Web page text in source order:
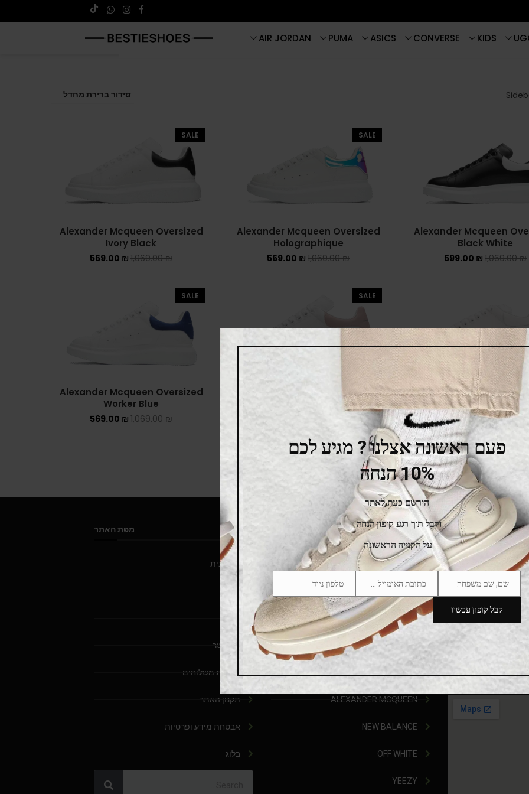
KIDS
CONVERSE
ASICS
PUMA
AIR JORDAN
Alexander Mcqueen
Black White
1,069.00₪
599.00 ₪
SALE
Alexander Mcqueen Oversized
Holographique
1,069.00₪
569.00 ₪
SALE
Alexander Mcqueen Oversized
Ivory Black
1,069.00₪
569.00 ₪
Alexander Mcqueen
White
1,069.00
569.00₪
SALE
Alexander Mcqueen Oversized
SALE
Alexander Mcqueen Oversized
Worker Blue
1,069.00₪
569.00 ₪
החברתיות
יפו
המותגים שלנו
ADIDAS
JORDAN
CONVERS
DR.MARTENS
ALEXANDER MCQUEEN
NEW BALANCE
OFF WHITE
YEEZY
מפת האתר
דף הבית
צור קשר
מדניות משלוחים
תקנון האתר
אבטחת מידע ופרטיות
בלוג
פעם ראשונה אצלנו ? מגיע לכם
10% הנחה
הירשם כעת לאתר
וקבל תוך רגע קופון הנחה
על הקנייה הראשונה
Name
שם, שם משפחה Email
Phone
Number
טלפון נייד
קבל קופון עכשיו